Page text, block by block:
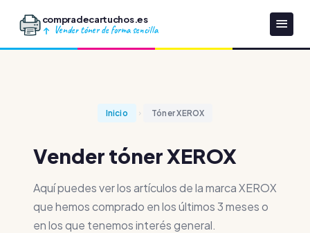
compradecartuchos.es
Vender tóner de forma sencilla
Inicio Tóner XEROX
Vender tóner XEROX
Aquí puedes ver los artículos de la marca XEROX
que hemos comprado en los últimos 3 meses o
en los que tenemos interés general.